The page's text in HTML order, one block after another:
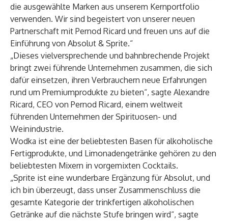
die ausgewählte Marken aus unserem Kernportfolio
verwenden. Wir sind begeistert von unserer neuen
Partnerschaft mit Pernod Ricard und freuen uns auf die
Einführung von Absolut & Sprite.“
„Dieses vielversprechende und bahnbrechende Projekt
bringt zwei führende Unternehmen zusammen, die sich
dafür einsetzen, ihren Verbrauchern neue Erfahrungen
rund um Premiumprodukte zu bieten“, sagte Alexandre
Ricard, CEO von Pernod Ricard, einem weltweit
führenden Unternehmen der Spirituosen- und
Weinindustrie.
Wodka ist eine der beliebtesten Basen für alkoholische
Fertigprodukte, und Limonadengetränke gehören zu den
beliebtesten Mixern in vorgemixten Cocktails.
„Sprite ist eine wunderbare Ergänzung für Absolut, und
ich bin überzeugt, dass unser Zusammenschluss die
gesamte Kategorie der trinkfertigen alkoholischen
Getränke auf die nächste Stufe bringen wird“, sagte